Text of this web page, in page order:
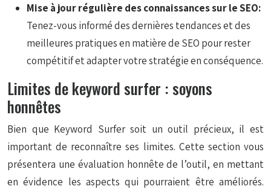
Mise à jour régulière des connaissances sur le SEO:
Tenez-vous informé des dernières tendances et des
meilleures pratiques en matière de SEO pour rester
compétitif et adapter votre stratégie en conséquence.
Limites de keyword surfer : soyons
honnêtes
Bien que Keyword Surfer soit un outil précieux, il est
important de reconnaître ses limites. Cette section vous
présentera une évaluation honnête de l’outil, en mettant
en évidence les aspects qui pourraient être améliorés.